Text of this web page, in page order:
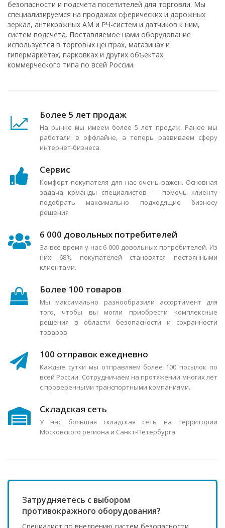
безопасности и подсчета посетителей для торговли. Мы
специализируемся на продажах сферических и дорожных
зеркал, антикражных АМ и РЧ-систем и датчиков к ним,
систем подсчета. Поставляемое нами оборудование
используется в торговых центрах, магазинах и
гипермаркетах, парковках и других объектах
коммерческого типа по всей России.
Более 5 лет продаж
На рынке мы имеем более 5 лет продаж. Ранее мы
работали в оффлайне, а теперь развиваем сферу
интернет-бизнеса.
Сервис
Комфорт покупателя для нас очень важен. Основная
задача команды специалистов — помочь клиенту
подобрать максимально подходящие бизнесу
решения
6 000 довольных потребителей
За всё время у нас 6 000 довольных потребителей. Из
них 68% покупателей становятся постоянными
клиентами.
Более 100 товаров
Мы максимально разнообразили ассортимент для
того, чтобы вы могли приобрести комплексные
решения в области безопасности и сохранности
товаров
100 отправок ежедневно
Каждые сутки мы отправляем более 100 посылок по
всей России. Сотрудничаем на протяжении многих лет
с проверенными транспортными компаниями.
Складская сеть
У нас большая складская сеть на территории
Московского региона и Санкт-Петербурга
Затрудняетесь с выбором
противокражного оборудования?